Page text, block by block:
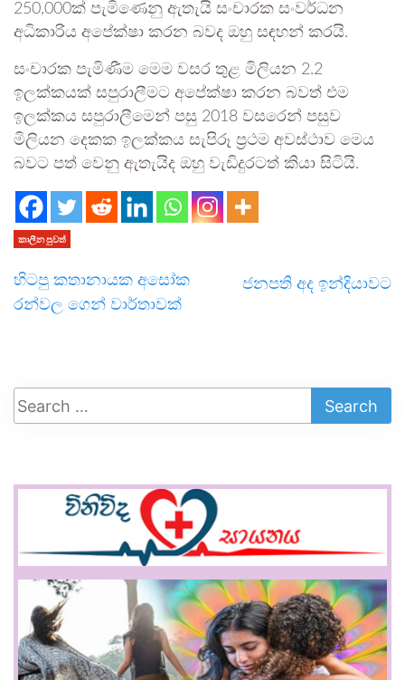
250,000ක් පැමිණෙනු ඇතැයි සංචාරක සංවර්ධන
අධිකාරිය අපේක්ෂා කරන බවද ඔහු සඳහන් කරයි.
සංචාරක පැමිණීම මෙම වසර තුළ මිලියන 2.2
ඉලක්කයක් සපුරාලීමට අපේක්ෂා කරන බවත් එම
ඉලක්කය සපුරාලීමෙන් පසු 2018 වසරෙන් පසුව
මිලියන දෙකක ඉලක්කය සැපිරූ ප්‍රථම අවස්ථාව මෙය
බවට පත් වෙනු ඇතැයිද ඔහු වැඩිදුරටත් කියා සිටියි.
කාලීන පුවත්
හිටපු කතානායක අසෝක
රන්වල ගෙන් වාර්තාවක්
ජනපති අද ඉන්දියාවට